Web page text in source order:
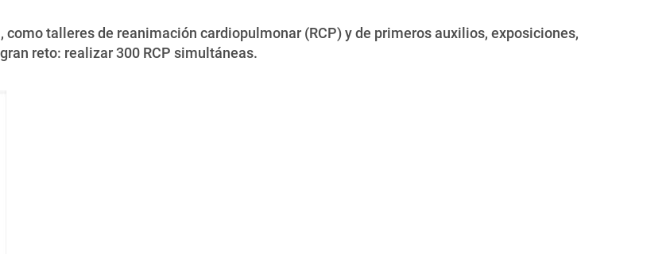
talleres de reanimación cardiopulmonar (RCP) y de primeros auxilios, exposiciones,
reto: realizar 300 RCP simultáneas.